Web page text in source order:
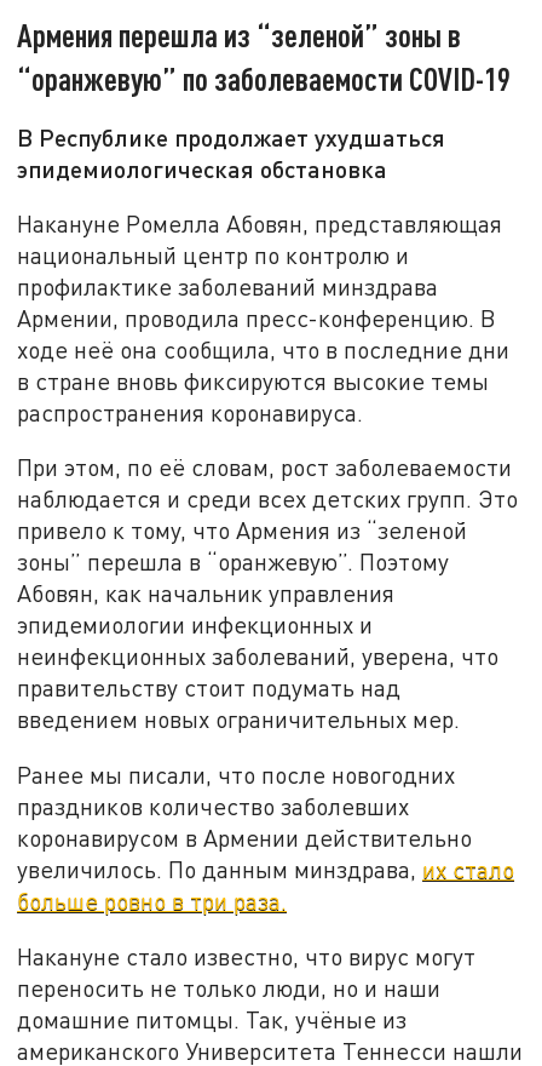
Армения перешла из “зеленой” зоны в
“оранжевую” по заболеваемости COVID-19
В Республике продолжает ухудшаться
эпидемиологическая обстановка
Накануне Ромелла Абовян, представляющая
национальный центр по контролю и
профилактике заболеваний минздрава
Армении, проводила пресс-конференцию. В
ходе неё она сообщила, что в последние дни
в стране вновь фиксируются высокие темы
распространения коронавируса.
При этом, по её словам, рост заболеваемости
наблюдается и среди всех детских групп. Это
привело к тому, что Армения из “зеленой
зоны” перешла в “оранжевую”. Поэтому
Абовян, как начальник управления
эпидемиологии инфекционных и
неинфекционных заболеваний, уверена, что
правительству стоит подумать над
введением новых ограничительных мер.
Ранее мы писали, что после новогодних
праздников количество заболевших
коронавирусом в Армении действительно
увеличилось. По данным минздрава, их стало
больше ровно в три раза.
Накануне стало известно, что вирус могут
переносить не только люди, но и наши
домашние питомцы. Так, учёные из
американского Университета Теннесси нашли